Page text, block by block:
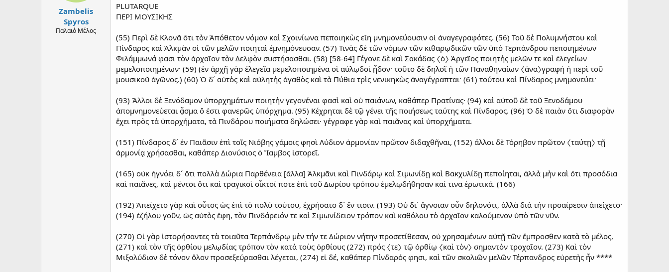
Zambelis
Spyros
Παλαιό Μέλος
PLUTARQUE
ΠΕΡΙ ΜΟΥΣΙΚΗΣ
(55) Περὶ δὲ Κλονᾶ ὅτι τὸν Ἀπόθετον νόμον καὶ Σχοινίωνα πεποιηκὼς εἴη μνημονεύουσιν οἱ ἀναγεγραφότες. (56) Τοῦ δὲ Πολυμνήστου καὶ
Πίνδαρος καὶ Ἀλκμὰν οἱ τῶν μελῶν ποιηταὶ ἐμνημόνευσαν. (57) Τινὰς δὲ τῶν νόμων τῶν κιθαρῳδικῶν τῶν ὑπὸ Τερπάνδρου πεποιημένων
Φιλάμμωνά φασι τὸν ἀρχαῖον τὸν Δελφὸν συστήσασθαι. (58) [58-64] Γέγονε δὲ καὶ Σακάδας 〈ὁ〉 Ἀργεῖος ποιητὴς μελῶν τε καὶ ἐλεγείων
μεμελοποιημένων· (59) (ἐν ἀρχῇ γὰρ ἐλεγεῖα μεμελοποιημένα οἱ αὐλῳδοὶ ᾖδον· τοῦτο δὲ δηλοῖ ἡ τῶν Παναθηναίων 〈ἀνα〉γραφὴ ἡ περὶ τοῦ
μουσικοῦ ἀγῶνος.) (60) Ὁ δ´ αὐτὸς καὶ αὐλητὴς ἀγαθὸς καὶ τὰ Πύθια τρὶς νενικηκὼς ἀναγέγραπται· (61) τούτου καὶ Πίνδαρος μνημονεύει·
(93) Ἄλλοι δὲ Ξενόδαμον ὑπορχημάτων ποιητὴν γεγονέναι φασὶ καὶ οὐ παιάνων, καθάπερ Πρατίνας· (94) καὶ αὐτοῦ δὲ τοῦ Ξενοδάμου
ἀπομνημονεύεται ᾆσμα ὅ ἐστι φανερῶς ὑπόρχημα. (95) Κέχρηται δὲ τῷ γένει τῆς ποιήσεως ταύτης καὶ Πίνδαρος. (96) Ὁ δὲ παιὰν ὅτι διαφορὰν
ἔχει πρὸς τὰ ὑπορχήματα, τὰ Πινδάρου ποιήματα δηλώσει· γέγραφε γὰρ καὶ παιᾶνας καὶ ὑπορχήματα.
(151) Πίνδαρος δ´ ἐν Παιᾶσιν ἐπὶ τοῖς Νιόβης γάμοις φησὶ Λύδιον ἁρμονίαν πρῶτον διδαχθῆναι, (152) ἄλλοι δὲ Τόρηβον πρῶτον 〈ταύτῃ〉 τῇ
ἁρμονίᾳ χρήσασθαι, καθάπερ Διονύσιος ὁ Ἴαμβος ἱστορεῖ.
(165) οὐκ ἠγνόει δ´ ὅτι πολλὰ Δώρια Παρθένεια [ἄλλα] Ἀλκμᾶνι καὶ Πινδάρῳ καὶ Σιμωνίδῃ καὶ Βακχυλίδῃ πεποίηται, ἀλλὰ μὴν καὶ ὅτι προσόδια
καὶ παιᾶνες, καὶ μέντοι ὅτι καὶ τραγικοὶ οἶκτοί ποτε ἐπὶ τοῦ Δωρίου τρόπου ἐμελῳδήθησαν καί τινα ἐρωτικά. (166)
(192) Ἀπείχετο γὰρ καὶ οὗτος ὡς ἐπὶ τὸ πολὺ τούτου, ἐχρήσατο δ´ ἔν τισιν. (193) Οὐ δι´ ἄγνοιαν οὖν δηλονότι, ἀλλὰ διὰ τὴν προαίρεσιν ἀπείχετο·
(194) ἐζήλου γοῦν, ὡς αὐτὸς ἔφη, τὸν Πινδάρειόν τε καὶ Σιμωνίδειον τρόπον καὶ καθόλου τὸ ἀρχαῖον καλούμενον ὑπὸ τῶν νῦν.
(270) Οἱ γὰρ ἱστορήσαντες τὰ τοιαῦτα Τερπάνδρῳ μὲν τήν τε Δώριον νήτην προσετίθεσαν, οὐ χρησαμένων αὐτῇ τῶν ἔμπροσθεν κατὰ τὸ μέλος,
(271) καὶ τὸν τῆς ὀρθίου μελῳδίας τρόπον τὸν κατὰ τοὺς ὀρθίους (272) πρός 〈τε〉 τῷ ὀρθίῳ 〈καὶ τὸν〉 σημαντὸν τροχαῖον. (273) Καὶ τὸν
Μιξολύδιον δὲ τόνον ὅλον προσεξεύρασθαι λέγεται, (274) εἰ δέ, καθάπερ Πίνδαρός φησι, καὶ τῶν σκολιῶν μελῶν Τέρπανδρος εὑρετὴς ἦν ****